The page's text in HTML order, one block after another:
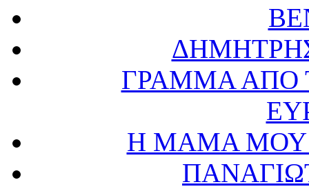
ΓΡΑΜΜΑ ΑΠΟ
Η ΜΑΜΑ ΜΟΥ